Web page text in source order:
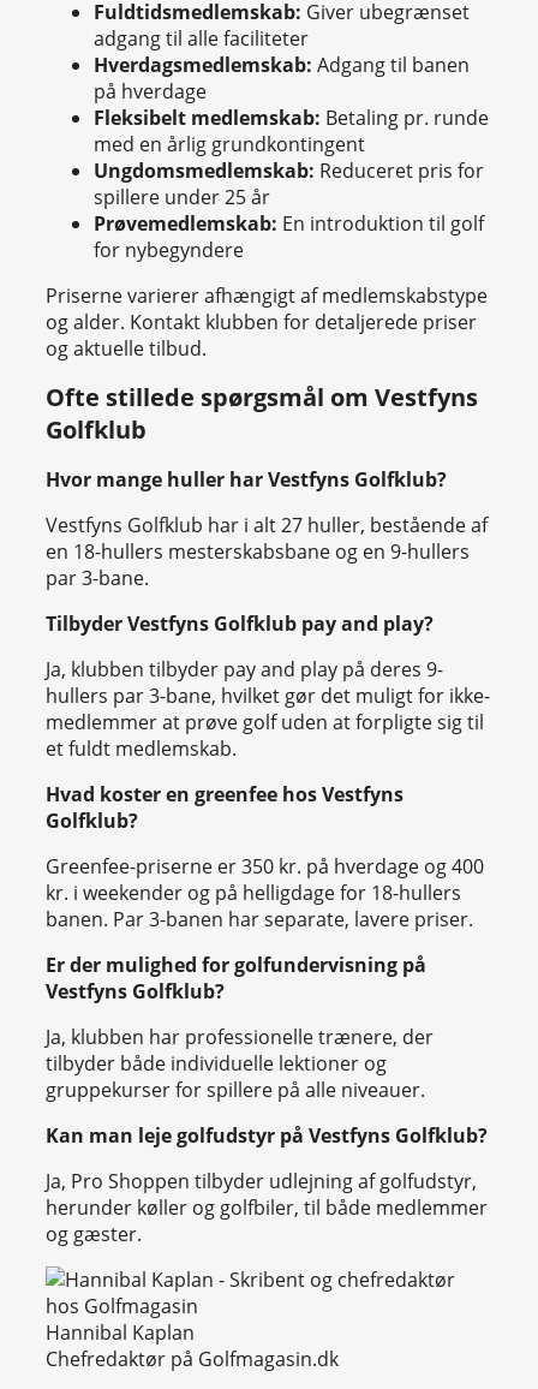
Fuldtidsmedlemskab: Giver ubegrænset
adgang til alle faciliteter
Hverdagsmedlemskab: Adgang til banen
på hverdage
Fleksibelt medlemskab: Betaling pr. runde
med en årlig grundkontingent
Ungdomsmedlemskab: Reduceret pris for
spillere under 25 år
Prøvemedlemskab: En introduktion til golf
for nybegyndere
Priserne varierer afhængigt af medlemskabstype
og alder. Kontakt klubben for detaljerede priser
og aktuelle tilbud.
Ofte stillede spørgsmål om Vestfyns
Golfklub
Hvor mange huller har Vestfyns Golfklub?
Vestfyns Golfklub har i alt 27 huller, bestående af
en 18-hullers mesterskabsbane og en 9-hullers
par 3-bane.
Tilbyder Vestfyns Golfklub pay and play?
Ja, klubben tilbyder pay and play på deres 9-
hullers par 3-bane, hvilket gør det muligt for ikke-
medlemmer at prøve golf uden at forpligte sig til
et fuldt medlemskab.
Hvad koster en greenfee hos Vestfyns
Golfklub?
Greenfee-priserne er 350 kr. på hverdage og 400
kr. i weekender og på helligdage for 18-hullers
banen. Par 3-banen har separate, lavere priser.
Er der mulighed for golfundervisning på
Vestfyns Golfklub?
Ja, klubben har professionelle trænere, der
tilbyder både individuelle lektioner og
gruppekurser for spillere på alle niveauer.
Kan man leje golfudstyr på Vestfyns Golfklub?
Ja, Pro Shoppen tilbyder udlejning af golfudstyr,
herunder køller og golfbiler, til både medlemmer
og gæster.
Hannibal Kaplan
Chefredaktør på Golfmagasin.dk